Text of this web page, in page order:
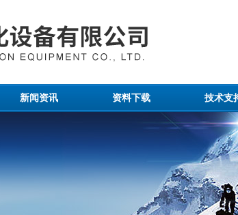
新闻资讯 资料下载 技术支